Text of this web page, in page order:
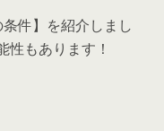
件】を紹介しまし
性もあります！